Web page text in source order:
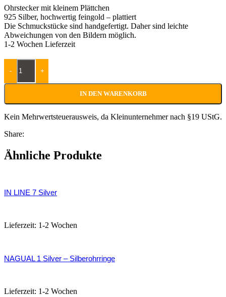
Ohrstecker mit kleinem Plättchen
925 Silber, hochwertig feingold – plattiert
Die Schmuckstücke sind handgefertigt. Daher sind leichte
Abweichungen von den Bildern möglich.
1-2 Wochen Lieferzeit
-
STUDS 1 Gold Menge
+
IN DEN WARENKORB
Kein Mehrwertsteuerausweis, da Kleinunternehmer nach §19 UStG.
Share:
Ähnliche Produkte
IN LINE 7 Silver
Lieferzeit: 1-2 Wochen
NAGUAL 1 Silver – Silberohrringe
Lieferzeit: 1-2 Wochen